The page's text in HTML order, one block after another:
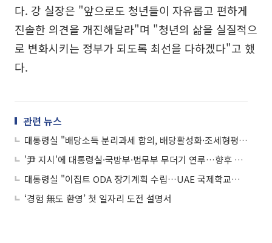
다. 강 실장은 "앞으로도 청년들이 자유롭고 편하게
진솔한 의견을 개진해달라"며 "청년의 삶을 실질적으
로 변화시키는 정부가 되도록 최선을 다하겠다"고 했
다.
관련 뉴스
대통령실 "배당소득 분리과세 합의, 배당활성화·조세형평성 확보"
'尹 지시'에 대통령실·국방부·법무부 무더기 연루…향후 법정서 다툴 쟁점은
대통령실 "이집트 ODA 장기계획 수립…UAE 국제학교도 살펴봐야"
‘경험 無도 환영’ 첫 일자리 도전 설명서